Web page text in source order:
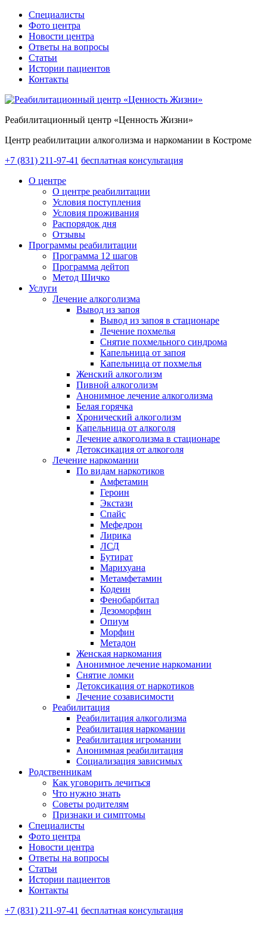
Специалисты
Фото центра
Новости центра
Ответы на вопросы
Статьи
Истории пациентов
Контакты
Реабилитационный центр «Ценность Жизни»
Центр реабилитации алкоголизма и наркомании в Костроме
+7 (831) 211-97-41 бесплатная консультация
О центре
О центре реабилитации
Условия поступления
Условия проживания
Распорядок дня
Отзывы
Программы реабилитации
Программа 12 шагов
Программа дейтоп
Метод Шичко
Услуги
Лечение алкоголизма
Вывод из запоя
Вывод из запоя в стационаре
Лечение похмелья
Снятие похмельного синдрома
Капельница от запоя
Капельница от похмелья
Женский алкоголизм
Пивной алкоголизм
Анонимное лечение алкоголизма
Белая горячка
Хронический алкоголизм
Капельница от алкоголя
Лечение алкоголизма в стационаре
Детоксикация от алкоголя
Лечение наркомании
По видам наркотиков
Амфетамин
Героин
Экстази
Спайс
Мефедрон
Лирика
ЛСД
Бутират
Марихуана
Метамфетамин
Кодеин
Фенобарбитал
Дезоморфин
Опиум
Морфин
Метадон
Женская наркомания
Анонимное лечение наркомании
Снятие ломки
Детоксикация от наркотиков
Лечение созависимости
Реабилитация
Реабилитация алкоголизма
Реабилитация наркомании
Реабилитация игромании
Анонимная реабилитация
Социализация зависимых
Родственникам
Как уговорить лечиться
Что нужно знать
Советы родителям
Признаки и симптомы
Специалисты
Фото центра
Новости центра
Ответы на вопросы
Статьи
Истории пациентов
Контакты
+7 (831) 211-97-41 бесплатная консультация